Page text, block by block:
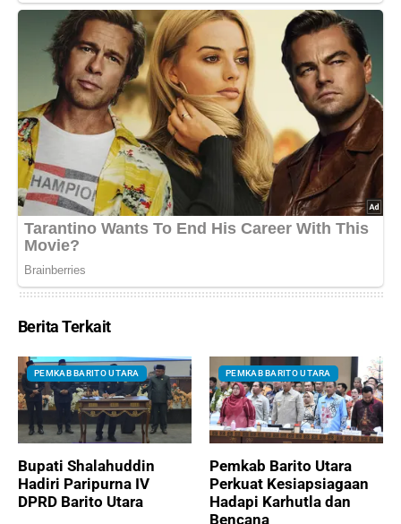
Berita Terkait
PEMKAB BARITO UTARA
Bupati Shalahuddin
Hadiri Paripurna IV
DPRD Barito Utara
PEMKAB BARITO UTARA
Pemkab Barito Utara
Perkuat Kesiapsiagaan
Hadapi Karhutla dan
Bencana